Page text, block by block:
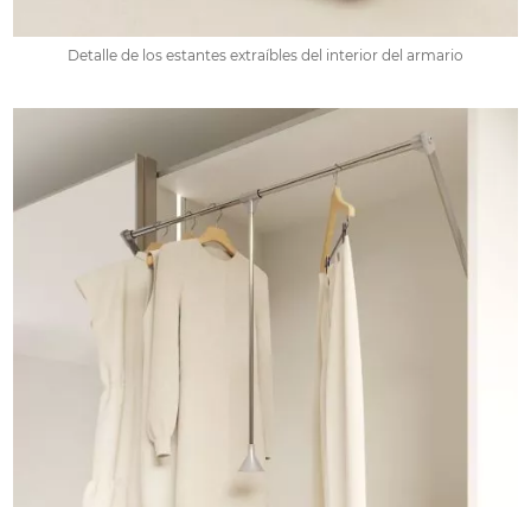
Detalle de los estantes extraíbles del interior del armario